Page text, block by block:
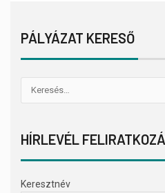
PÁLYÁZAT KERESŐ
HÍRLEVÉL
Keresztnév